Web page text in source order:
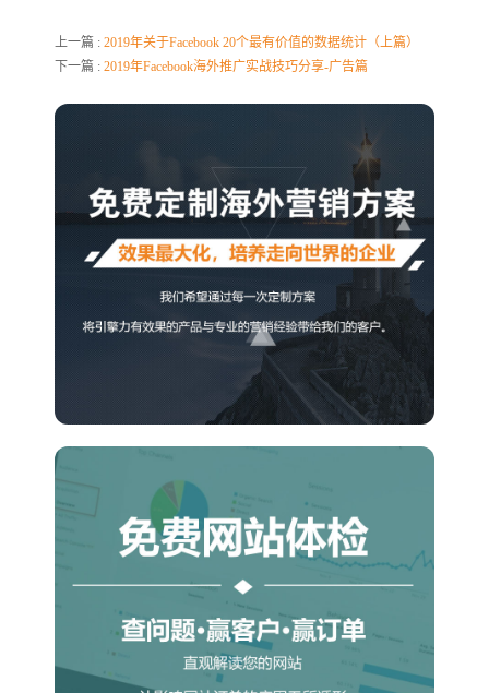
上一篇 : 2019年关于Facebook 20个最有价值的数据统计（上篇）
下一篇 : 2019年Facebook海外推广实战技巧分享-广告篇